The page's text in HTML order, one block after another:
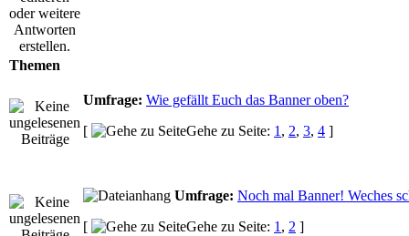
Themen
Umfrage: Wie gefällt Euch das Banner oben?
[
Gehe zu Seite: 1 , 2, 3, 4 ]
Umfrage: Noch mal Banner! Weches
[
Gehe zu Seite: 1 , 2 ]